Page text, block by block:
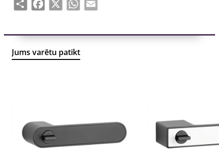
Integrēta slēdzenes funkcija
Slēpta stiprinājuma sistēma
Ērta lietošana ikdienā
Jums varētu patikt